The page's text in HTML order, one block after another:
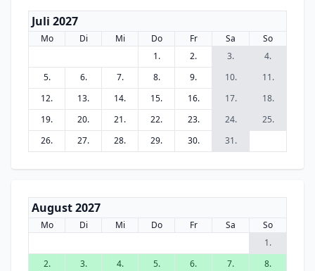
Juli 2027
Mo Di Mi Do Fr Sa
So
1.
2. 3.
4.
5.
6. 7. 8. 9. 10.
11.
12.
13. 14. 15. 16. 17.
18.
19.
20. 21. 22. 23. 24.
25.
26.
27. 28. 29. 30. 31.
August 2027
Mo Di Mi Do Fr Sa
So
1.
2.
3. 4. 5. 6. 7.
8.